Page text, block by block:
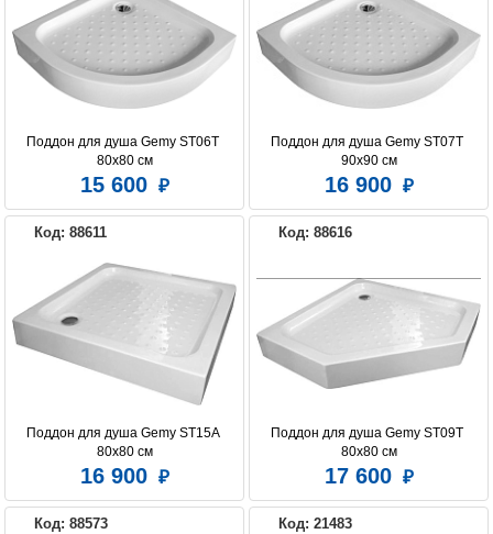
Поддон для душа Gemy ST06T
80х80 см
15 600
Поддон для душа Gemy ST07T
90х90 см
16 900
Код: 88611
Поддон для душа Gemy ST15A
80х80 см
16 900
Код: 88616
Поддон для душа Gemy ST09T
80х80 см
17 600
Код: 88573 Код: 21483